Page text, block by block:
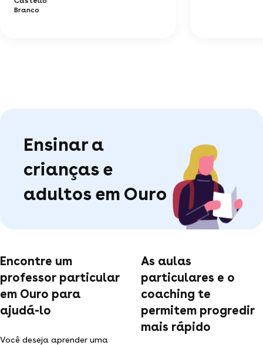
Branco
Ensinar a
crianças e
adultos em Ouro
Encontre um
professor particular
em Ouro para
ajudá-lo
Você deseja aprender uma
As aulas
particulares e o
coaching te
permitem progredir
mais rápido